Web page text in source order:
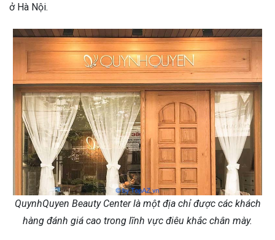
ở Hà Nội.
QuynhQuyen Beauty Center là một địa chỉ được các khách
hàng đánh giá cao trong lĩnh vực điêu khắc chân mày.